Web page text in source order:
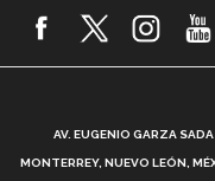
2026!
¿Cómo es
AV. EUGENIO GARZA
MONTERREY, NUEVO LEÓN,